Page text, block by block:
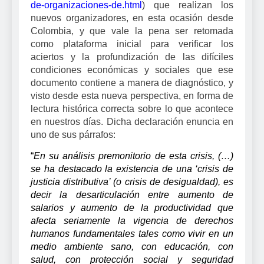
de-organizaciones-de.html ) que realizan los
nuevos organizadores, en esta ocasión desde
Colombia, y que vale la pena ser retomada
como plataforma inicial para verificar los
aciertos y la profundización de las difíciles
condiciones económicas y sociales que ese
documento contiene a manera de diagnóstico, y
visto desde esta nueva perspectiva, en forma de
lectura histórica correcta sobre lo que acontece
en nuestros días. Dicha declaración enuncia en
uno de sus párrafos:
“En su análisis premonitorio de esta crisis, (…)
se ha destacado la existencia de una ‘crisis de
justicia distributiva’ (o crisis de desigualdad), es
decir la desarticulación entre aumento de
salarios y aumento de la productividad que
afecta seriamente la vigencia de derechos
humanos fundamentales tales como vivir en un
medio ambiente sano, con educación, con
salud, con protección social y seguridad